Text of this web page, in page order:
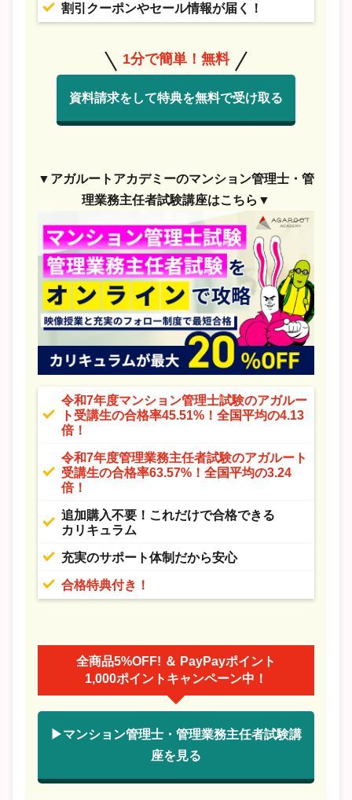
割引クーポンやセール情報が届く！
1分で簡単！無料
資料請求をして特典を無料で受け取る
▼アガルートアカデミーのマンション管理士・管
理業務主任者試験講座はこちら▼
令和7年度マンション管理士試験のアガルー
ト受講生の合格率45.51%！全国平均の4.13
倍！
令和7年度管理業務主任者試験のアガルート
受講生の合格率63.57%！全国平均の3.24
倍！
追加購入不要！これだけで合格できる
カリキュラム
充実のサポート体制だから安心
合格特典付き！
全商品5%OFF! ＆ PayPayポイント
1,000ポイントキャンペーン中！
▶マンション管理士・管理業務主任者試験講
座を見る